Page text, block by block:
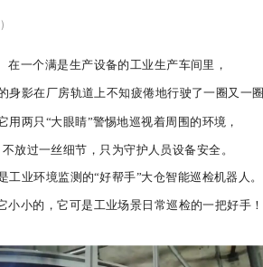
)
在一个满是生产设备的工业生产车间里，
身影在厂房轨道上不知疲倦地行驶了一圈又一圈
用两只“大眼睛”警惕地巡视着周围的环境，
不放过一丝细节，只为守护人员设备安全。
工业环境监测的“好帮手”大仓智能巡检机器人。
小小的，它可是工业场景日常巡检的一把好手！